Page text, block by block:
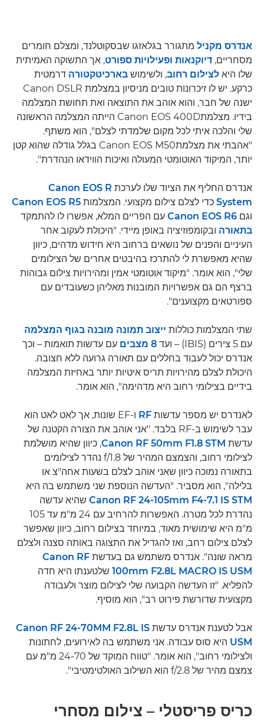
אנדרס מקניל מתגורר בגלאזגו שבסקוטלנד, ומצלם חומרים
מסחריים, דיוקנאות ופעילויות ספורט, אך התשוקה האמיתית
שלו היא לצילום רחוב, ולשימוש בארכיטקטורה דרמטית
כרקע. יש לו זיכרונות טובים מניסיון במצלמת Canon DSLR
ישנה של חבר, והוא אוהב את התוצאה ואת תחושת המצלמה
בידיו. מצלמתCanon EOS 400D הייתה המצלמה הראשונה
שלי והלכה איתי לכל מקום שלמדתי לצלם", הוא משתף.
"אהבתי את מצלמתCanon EOS M50 בגלל גודלה שהוא קטן
יותר, המיקוד האוטומטי המעולה ואיכות הווידאו הנהדרת".
אנדרס החליף את הציוד שלו לערכת Canon EOS R
System כדי לצלם צילום מקצועי. המצלמות Canon EOS R5
וגם Canon EOS R6 עם הפריים המלא, אפשרו לו להתמקד
בתאורה ובקומפוזיציה באופן מיידי. "היכולת לעקוב אחר
העיניים והפנים של נושאים ברחוב היא חידוש מדהים, כיוון
שהיא מאפשרת לי להתרכז בהיבטים אחרים של הצילומים
שלי", הוא אומר. "מיקוד אוטומטי אמין ומהירויות צילום גבוהות
ברצף הם גם אפשרויות המובנות מאליהן כשעובדים עם
ספורטאים מקצוענים".
שתי המצלמות כוללות ייצוב תמונה מובנה בגוף המצלמה
עם 5 צירים (IBIS) – ועד
8 מצבים
עם עדשות תואמות – וכך
אנדרס יכול לעבוד בחללים עם תאורה גרועה ללא חצובה.
היכולת לצלם מהירויות תריס איטיות יותר באחיזת המצלמה
בידיים בצילומי רחוב היא מדהימה", הוא אומר.
לאנדרס יש מספר עדשות RF
ו-EF שונות, אך לאט לאט הוא
עבר לשימוש ב-RF בלבד. "אני אוהב את הצורה הקטנה של
עדשת Canon RF 50mm F1.8 STM, כיוון שהיא מושלמת
לצילומי רחוב, והצמצם המהיר של f/1.8 נהדר לצילומים
בתאורה נמוכה כיוון שאני אוהב לצלם בשעות אחה"צ או
בלילה", הוא מסביר. "העדשה הנוספת שני משתמש בה היא
Canon RF 24-105mm F4-7.1 IS STM שהיא עדשה
נהדרת לכל מטרה. האפשרות להרחיב עם 24 מ"מ עד 105
מ"מ היא שימושית מאוד, במיוחד בצילום רחוב, כיוון שאפשר
לצלם צילום רחב, ואז להגדיל את התצוגה באותה סצנה ולצלם
מראה שונה". אנדרס משתמש גם בעדשת Canon RF
100mm F2.8L MACRO IS USM שלטענתו היא חדה
להפליא. "זו העדשה הקבועה שלי לצילום מוצר ולעבודה
מקצועית שדורשת פירוט רב", הוא מוסיף.
אבל לטענת אנדרס עדשת Canon RF 24-70MM F2.8L IS
USM היא סוס עבודה. אני משתמש בה לאירועים, לחתונות
ולצילומי רחוב", הוא אומר. "טווח המוקד של 24-70 מ"מ עם
צמצם מהיר של f/2.8 הוא השילוב האולטימטיבי".
כריס פריסטלי – צילום מסחרי